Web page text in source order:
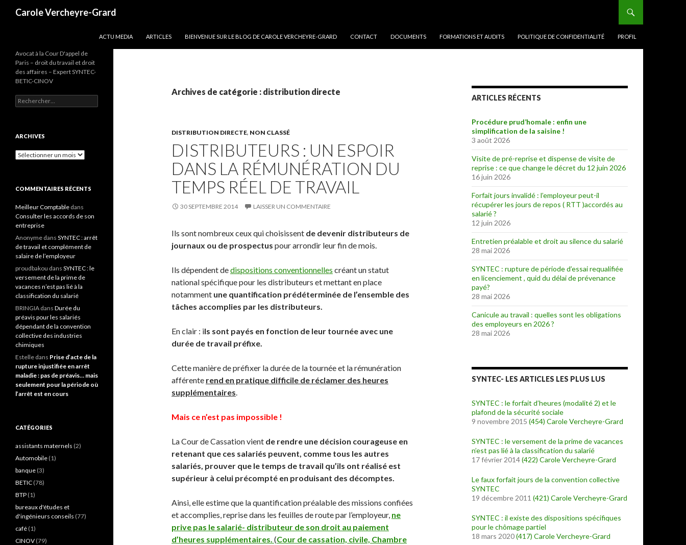
Carole Vercheyre-Grard
ACTU MEDIA
ARTICLES BIENVENUE SUR LE BLOG DE CAROLE VERCHEYRE-GRARD CONTACT DOCUMENTS FORMATIONS ET AUDITS POLITIQUE DE CONFIDENTIALITÉ PROFIL
Archives de catégorie : distribution directe
DISTRIBUTION DIRECTE, NON CLASSÉ
DISTRIBUTEURS : UN ESPOIR
DANS LA RÉMUNÉRATION DU
TEMPS RÉEL DE TRAVAIL
30 SEPTEMBRE 2014 LAISSER UN COMMENTAIRE
Ils sont nombreux ceux qui choisissent de devenir distributeurs de
journaux ou de prospectus pour arrondir leur fin de mois.
Ils dépendent dedispositions conventionnelles créant un statut
national spécifique pour les distributeurs et mettant en place
notamment une quantification prédéterminée de l’ensemble des
tâches accomplies par les distributeurs.
En clair : ils sont payés en fonction de leur tournée avec une
durée de travail préfixe.
Cette manière de préfixer la durée de la tournée et la rémunération
afférente rend en pratique difficile de réclamer des heures
supplémentaires.
Mais ce n’est pas impossible !
La Cour de Cassation vient de rendre une décision courageuse en
retenant que ces salariés peuvent, comme tous les autres
salariés, prouver que le temps de travail qu’ils ont réalisé est
supérieur à celui précompté en produisant des décomptes.
Ainsi, elle estime que la quantification préalable des missions confiées
et accomplies, reprise dans les feuilles de route par l’employeur, ne
prive pas le salarié- distributeur de son droit au paiement
d’heures supplémentaires. (Cour de cassation, civile, Chambre
ARTICLES RÉCENTS
Procédure prud’homale : enfin une
simplification de la saisine !
3 août 2026
Visite de pré-reprise et dispense de visite de
reprise : ce que change le décret du 12 juin 2026
16 juin 2026
Forfait jours invalidé : l’employeur peut-il
récupérer les jours de repos ( RTT )accordés au
salarié ?
12 juin 2026
Entretien préalable et droit au silence du salarié
28 mai 2026
SYNTEC : rupture de période d’essai requalifiée
en licenciement , quid du délai de prévenance
payé?
28 mai 2026
Canicule au travail : quelles sont les obligations
des employeurs en 2026 ?
28 mai 2026
SYNTEC- LES ARTICLES LES PLUS LUS
SYNTEC : le forfait d’heures (modalité 2) et le
plafond de la sécurité sociale
9 novembre 2015 (454) Carole Vercheyre-Grard
SYNTEC : le versement de la prime de vacances
n’est pas lié à la classification du salarié
17 février 2014(422) Carole Vercheyre-Grard
Le faux forfait jours de la convention collective
SYNTEC
19 décembre 2011 (421) Carole Vercheyre-Grard
SYNTEC : il existe des dispositions spécifiques
pour le chômage partiel
18 mars 2020(417) Carole Vercheyre-Grard
Avocat à la Cour D'appel de
Paris – droit du travail et droit
des affaires – Expert SYNTEC-
BETIC-CINOV
Rechercher :
ARCHIVES
Archives
COMMENTAIRES RÉCENTS
Meilleur Comptable dans
Consulter les accords de son
entreprise
Anonyme dans SYNTEC : arrêt
de travail et complément de
salaire de l’employeur
proudbakou dans SYNTEC : le
versement de la prime de
vacances n’est pas lié à la
classification du salarié
BRINGIA dans Durée du
préavis pour les salariés
dépendant de la convention
collective des industries
chimiques
Estelle dans Prise d’acte de la
rupture injustifiée en arrêt
maladie : pas de préavis… mais
seulement pour la période où
l’arrêt est en cours
CATÉGORIES
assistants maternels (2)
Automobile (1)
banque (3)
BETIC (78)
BTP (1)
bureaux d'études et
d'ingénieurs conseils (77)
café (1)
CINOV (79)